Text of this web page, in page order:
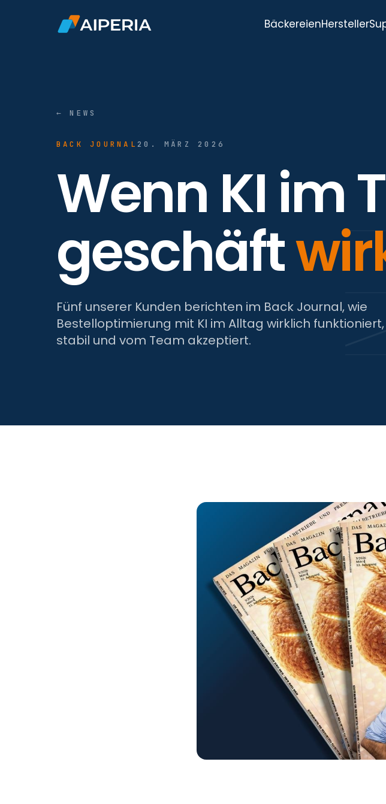
BäckereienHersteller
← NEWS
BACK JOURNAL 20. MÄRZ 2026
Wenn KI im
geschäft
Fünf unserer Kunden berichten im Back Journal, wie
Bestelloptimierung mit KI im Alltag wirklich
stabil und vom Team akzeptiert.